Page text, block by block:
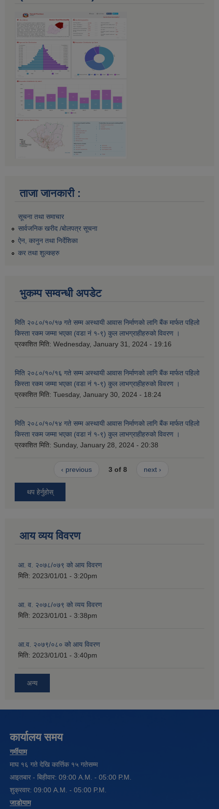
ताजा जानकारी :
सूचना तथा समाचार
सार्वजनिक खरीद /बोलपत्र सूचना
ऐन, कानुन तथा निर्देशिका
कर तथा शुल्कहरु
भुकम्प सम्वन्धी अपडेट
मिति २०८०/१०/१७ गते सम्म अस्थायी आवास निर्माणको लागि बैंक मार्फत पहिलो
किस्ता रकम जम्मा भएका (वडा नं १-९) कुल लाभग्राहीहरुको विवरण ।
प्रकाशित मिति: Wednesday, January 31, 2024 - 19:16
मिति २०८०/१०/१६ गते सम्म अस्थायी आवास निर्माणको लागि बैंक मार्फत पहिलो
किस्ता रकम जम्मा भएका (वडा नं १-९) कुल लाभग्राहीहरुको विवरण ।
प्रकाशित मिति: Tuesday, January 30, 2024 - 18:24
मिति २०८०/१०/१४ गते सम्म अस्थायी आवास निर्माणको लागि बैंक मार्फत पहिलो
किस्ता रकम जम्मा भएका (वडा नं १-९) कुल लाभग्राहीहरुको विवरण ।
प्रकाशित मिति: Sunday, January 28, 2024 - 20:38
‹ previous 3 of 8 next ›
थप हेर्नुहोस्
आय व्यय विवरण
आ. व. २०७८/०७९ को आय विवरण
मिति: 2023/01/01 - 3:20pm
आ. व. २०७८/०७९ को व्यय विवरण
मिति: 2023/01/01 - 3:38pm
आ.व. २०७९/०८० को आय विवरण
मिति: 2023/01/01 - 3:40pm
अन्य
कार्यालय समय
गर्मीयाम
माघ १६ गते देखि कार्त्तिक १५ गतेसम्म
आइतबार - बिहीवार: 09:00 A.M. - 05:00 P.M.
शुक्रवार: 09:00 A.M. - 05:00 P.M.
जाडोयाम